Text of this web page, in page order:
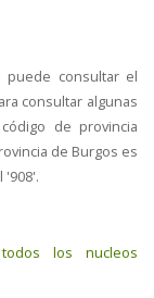
puede consultar el
consultar algunas
de provincia
de Burgos es
'908'.
los nucleos